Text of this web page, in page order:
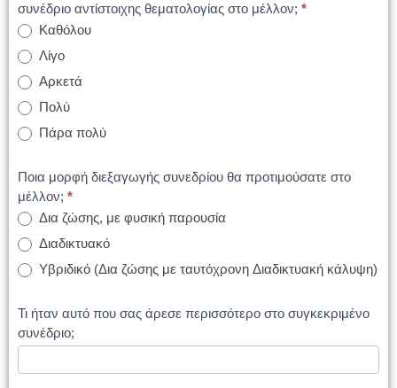
συνέδριο αντίστοιχης θεματολογίας στο μέλλον; *
Καθόλου
Λίγο
Αρκετά
Πολύ
Πάρα πολύ
Ποια μορφή διεξαγωγής συνεδρίου θα προτιμούσατε στο
μέλλον; *
Δια ζώσης, με φυσική παρουσία
Διαδικτυακό
Υβριδικό (Δια ζώσης με ταυτόχρονη Διαδικτυακή κάλυψη)
Τι ήταν αυτό που σας άρεσε περισσότερο στο συγκεκριμένο
συνέδριο;